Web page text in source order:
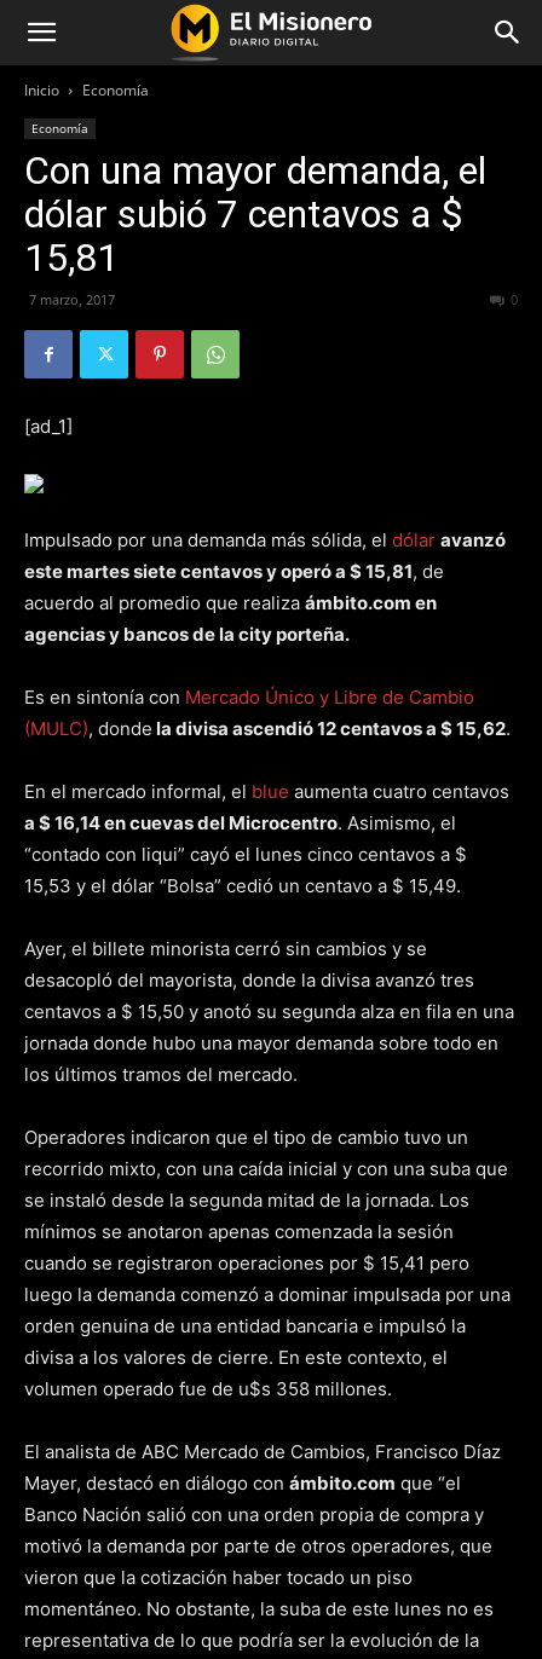
Inicio Economía
Economía
Con una mayor demanda, el
dólar subió 7 centavos a $
15,81
7 marzo, 2017 0
[ad_1]
Impulsado por una demanda más sólida, el dólar avanzó
este martes siete centavos y operó a $ 15,81, de
acuerdo al promedio que realiza ámbito.com en
agencias y bancos de la city porteña.
Es en sintonía con Mercado Único y Libre de Cambio
(MULC), donde la divisa ascendió 12 centavos a $ 15,62.
En el mercado informal, el blue aumenta cuatro centavos
a $ 16,14 en cuevas del Microcentro. Asimismo, el
“contado con liqui” cayó el lunes cinco centavos a $
15,53 y el dólar “Bolsa” cedió un centavo a $ 15,49.
Ayer, el billete minorista cerró sin cambios y se
desacopló del mayorista, donde la divisa avanzó tres
centavos a $ 15,50 y anotó su segunda alza en fila en una
jornada donde hubo una mayor demanda sobre todo en
los últimos tramos del mercado.
Operadores indicaron que el tipo de cambio tuvo un
recorrido mixto, con una caída inicial y con una suba que
se instaló desde la segunda mitad de la jornada. Los
mínimos se anotaron apenas comenzada la sesión
cuando se registraron operaciones por $ 15,41 pero
luego la demanda comenzó a dominar impulsada por una
orden genuina de una entidad bancaria e impulsó la
divisa a los valores de cierre. En este contexto, el
volumen operado fue de u$s 358 millones.
El analista de ABC Mercado de Cambios, Francisco Díaz
Mayer, destacó en diálogo con ámbito.com que “el
Banco Nación salió con una orden propia de compra y
motivó la demanda por parte de otros operadores, que
vieron que la cotización haber tocado un piso
momentáneo. No obstante, la suba de este lunes no es
representativa de lo que podría ser la evolución de la